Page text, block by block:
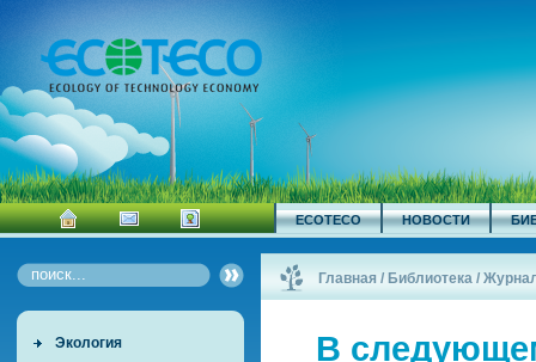
ECOTECO НОВОСТИ
Экология
Главная / Библиотека /
В